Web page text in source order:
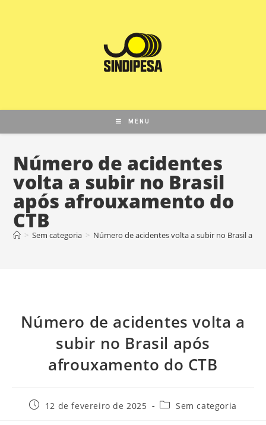
MENU
Número de acidentes
volta a subir no Brasil
após afrouxamento do
CTB
> Sem categoria > Número de acidentes volta a subir no Brasil
Número de acidentes volta a
subir no Brasil após
afrouxamento do CTB
12 de fevereiro de 2025 Sem categoria